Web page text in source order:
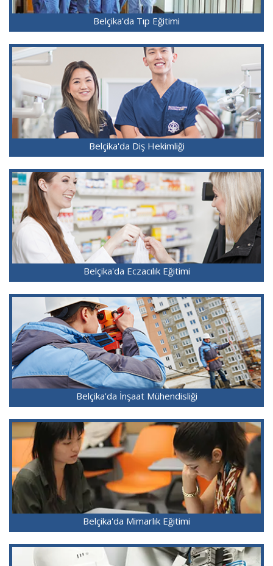
Belçika'da Tıp Eğitimi
Belçika'da Diş Hekimliği
Belçika'da Eczacılık Eğitimi
Belçika'da İnşaat Mühendisliği
Belçika'da Mimarlık Eğitimi